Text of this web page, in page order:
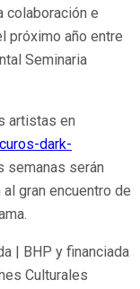
colaboración e
próximo año entre
Seminaria
artistas en
dark-
semanas serán
gran encuentro de
| BHP y financiada
Culturales